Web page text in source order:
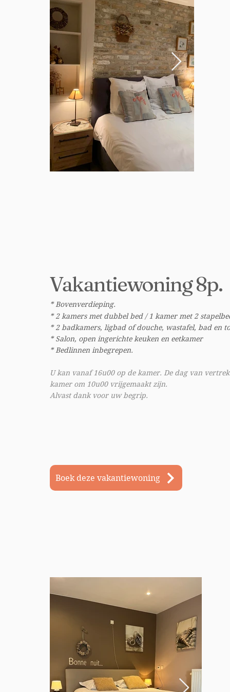
Vakantiewoning 8p.
* Bovenverdieping.
* 2 kamers met dubbel bed / 1 kamer met 2
* 2 badkamers, ligbad of douche, wastafel, bad en
* Salon, open ingerichte keuken en eetkamer
* Bedlinnen inbegrepen.
U kan vanaf 16u00 op de kamer. De dag van
kamer om 10u00 vrijgemaakt zijn.
Alvast dank voor uw begrip.
Boek deze vakantiewoning